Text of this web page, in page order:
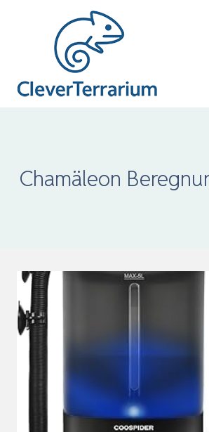
Chamäleon